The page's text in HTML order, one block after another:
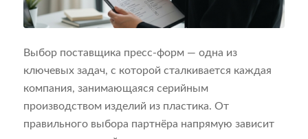
Выбор поставщика пресс-форм — одна из
ключевых задач, с которой сталкивается каждая
компания, занимающаяся серийным
производством изделий из пластика. От
правильного выбора партнёра напрямую зависит